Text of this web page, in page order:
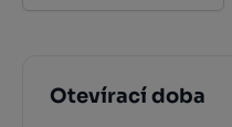
Otevírací doba